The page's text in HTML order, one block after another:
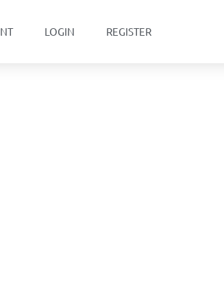
LOGIN REGISTER